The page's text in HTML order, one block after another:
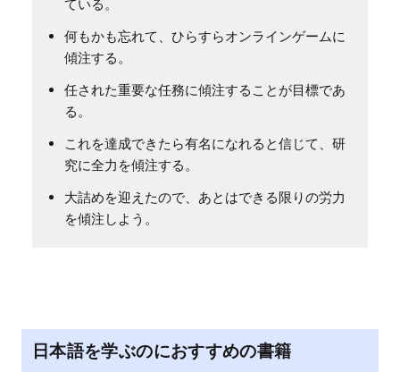
ている。
何もかも忘れて、ひらすらオンラインゲームに
傾注する。
任された重要な任務に傾注することが目標であ
る。
これを達成できたら有名になれると信じて、研
究に全力を傾注する。
大詰めを迎えたので、あとはできる限りの労力
を傾注しよう。
日本語を学ぶのにおすすめの書籍